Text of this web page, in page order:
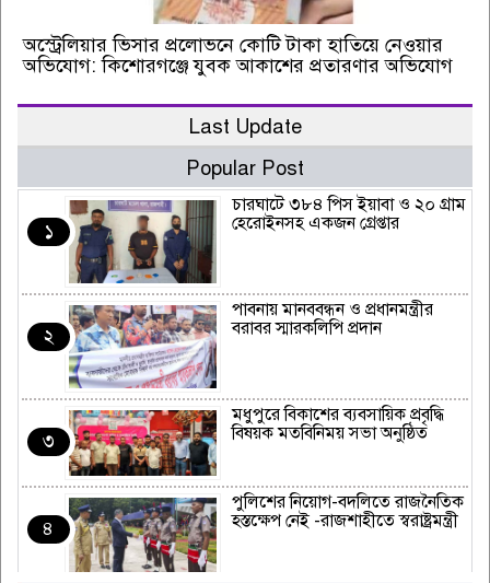
অস্ট্রেলিয়ার ভিসার প্রলোভনে কোটি টাকা হাতিয়ে নেওয়ার
অভিযোগ: কিশোরগঞ্জে যুবক আকাশের প্রতারণার অভিযোগ
Last Update
Popular Post
১
চারঘাটে ৩৮৪ পিস ইয়াবা ও ২০ গ্রাম
হেরোইনসহ একজন গ্রেপ্তার
২
পাবনায় মানববন্ধন ও প্রধানমন্ত্রীর
বরাবর স্মারকলিপি প্রদান
৩
মধুপুরে বিকাশের ব্যবসায়িক প্রবৃদ্ধি
বিষয়ক মতবিনিময় সভা অনুষ্ঠিত
৪
পুলিশের নিয়োগ-বদলিতে রাজনৈতিক
হস্তক্ষেপ নেই -রাজশাহীতে স্বরাষ্ট্রমন্ত্রী